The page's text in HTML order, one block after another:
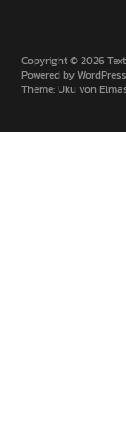
Copyright © 2026
Powered byWordPress
Theme: Uku von